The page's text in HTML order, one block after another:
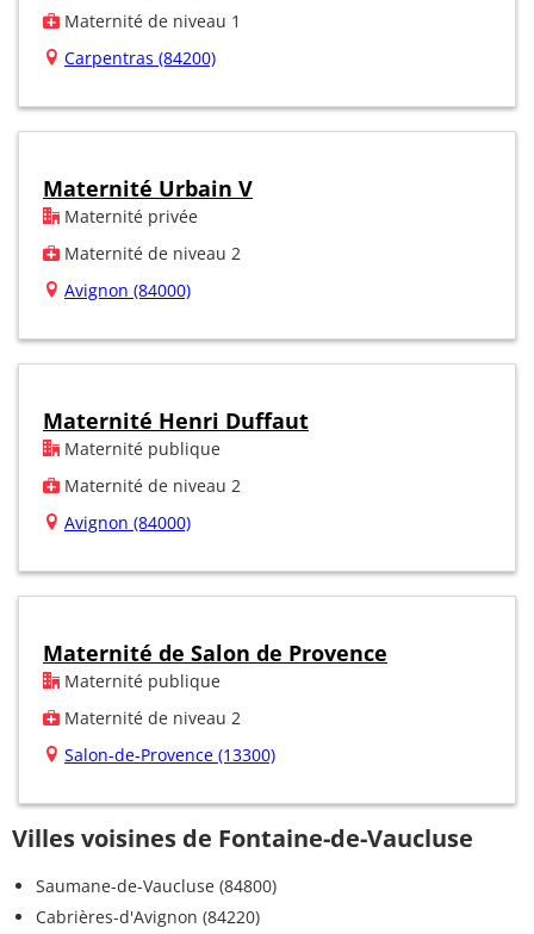
Maternité de niveau 1
Carpentras (84200)
Maternité Urbain V
Maternité privée
Maternité de niveau 2
Avignon (84000)
Maternité Henri Duffaut
Maternité publique
Maternité de niveau 2
Avignon (84000)
Maternité de Salon de Provence
Maternité publique
Maternité de niveau 2
Salon-de-Provence (13300)
Villes voisines de Fontaine-de-Vaucluse
Saumane-de-Vaucluse (84800)
Cabrières-d'Avignon (84220)